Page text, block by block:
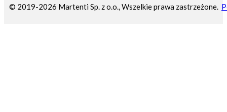
© 2019-2026 Martenti Sp. z o.o., Wszelkie prawa zastrzeżone.